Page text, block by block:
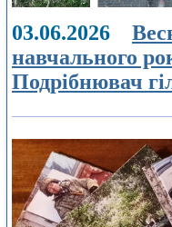
03.06.2026
навчального
Подрібнювач